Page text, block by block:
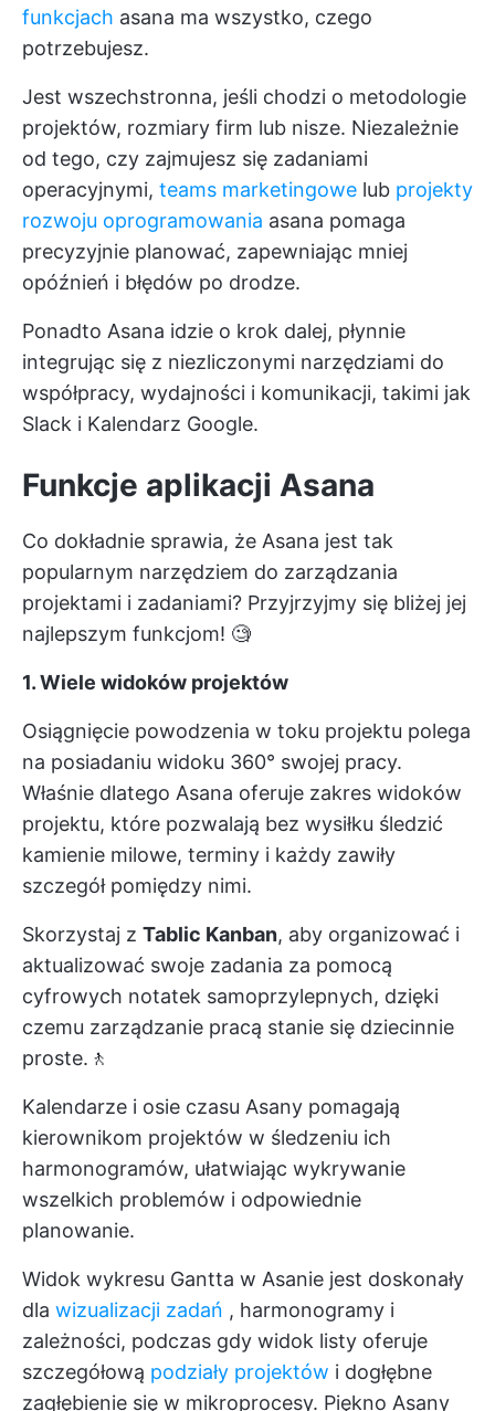
funkcjach asana ma wszystko, czego
potrzebujesz.
Jest wszechstronna, jeśli chodzi o metodologie
projektów, rozmiary firm lub nisze. Niezależnie
od tego, czy zajmujesz się zadaniami
operacyjnymi, teams marketingowe lub projekty
rozwoju oprogramowania asana pomaga
precyzyjnie planować, zapewniając mniej
opóźnień i błędów po drodze.
Ponadto Asana idzie o krok dalej, płynnie
integrując się z niezliczonymi narzędziami do
współpracy, wydajności i komunikacji, takimi jak
Slack i Kalendarz Google.
Funkcje aplikacji Asana
Co dokładnie sprawia, że Asana jest tak
popularnym narzędziem do zarządzania
projektami i zadaniami? Przyjrzyjmy się bliżej jej
najlepszym funkcjom! 🧐
1. Wiele widoków projektów
Osiągnięcie powodzenia w toku projektu polega
na posiadaniu widoku 360° swojej pracy.
Właśnie dlatego Asana oferuje zakres widoków
projektu, które pozwalają bez wysiłku śledzić
kamienie milowe, terminy i każdy zawiły
szczegół pomiędzy nimi.
Skorzystaj z Tablic Kanban, aby organizować i
aktualizować swoje zadania za pomocą
cyfrowych notatek samoprzylepnych, dzięki
czemu zarządzanie pracą stanie się dziecinnie
proste.🚶
Kalendarze i osie czasu Asany pomagają
kierownikom projektów w śledzeniu ich
harmonogramów, ułatwiając wykrywanie
wszelkich problemów i odpowiednie
planowanie.
Widok wykresu Gantta w Asanie jest doskonały
dla wizualizacji zadań , harmonogramy i
zależności, podczas gdy widok listy oferuje
szczegółową podziały projektów i dogłębne
zagłębienie się w mikroprocesy. Piękno Asany